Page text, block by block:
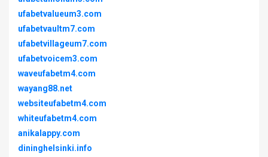
ufabetvalueum3.com
ufabetvaultm7.com
ufabetvillageum7.com
ufabetvoicem3.com
waveufabetm4.com
wayang88.net
websiteufabetm4.com
whiteufabetm4.com
anikalappy.com
dininghelsinki.info